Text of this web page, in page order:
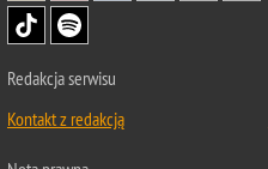
Redakcja serwisu
Kontakt z redakcją